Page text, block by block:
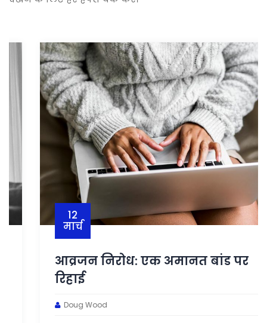
मार्च
आव्रजन निरोध: एक अमानत बांड पर
रिहाई
Doug Wood